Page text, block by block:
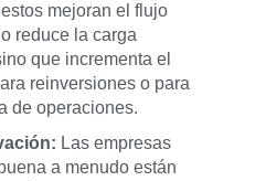
mejoran el flujo
reduce la carga
que incrementa el
reinversiones o para
de operaciones.
Las empresas
a menudo están